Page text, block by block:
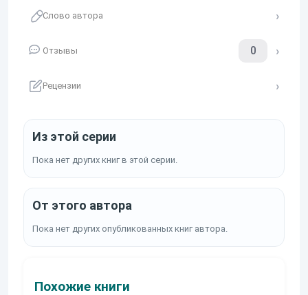
Слово автора
Отзывы 0
Рецензии
Из этой серии
Пока нет других книг в этой серии.
От этого автора
Пока нет других опубликованных книг автора.
Похожие книги